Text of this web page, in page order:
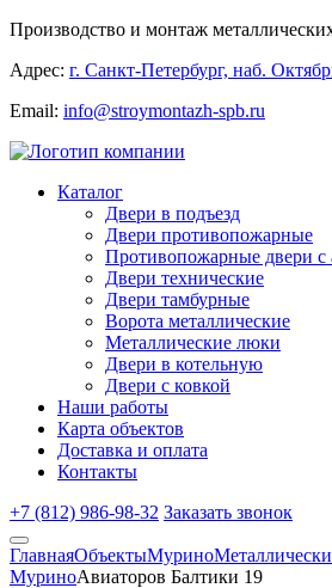
Производство и монтаж
Адрес: г. Санкт-Петербург, наб.
Email: info@stroymontazh-spb.ru
Каталог
Двери в подъезд
Двери противопожарные
Противопожарные двери с
Двери технические
Двери тамбурные
Ворота металлические
Металлические люки
Двери в котельную
Двери с ковкой
Наши работы
Карта объектов
Доставка и оплата
Контакты
+7 (812) 986-98-32 Заказать звонок
ГлавнаяОбъектыМурино
МуриноАвиаторов Балтики 19